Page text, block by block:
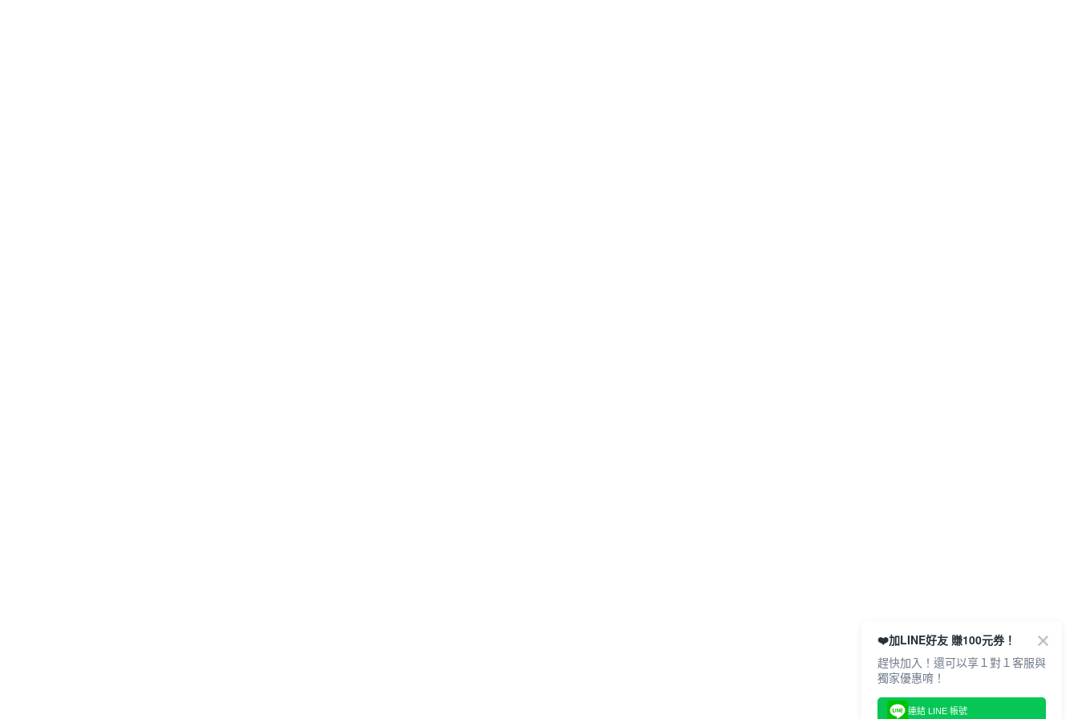
❤️加LINE好友 賺100元券！
趕快加入！還可以享１對１客服與
獨家優惠唷！
連結 LINE 帳號